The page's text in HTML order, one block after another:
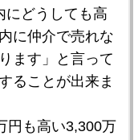
にどうしても高
に仲介で売れな
ます」と言って
ることが出来ま
円も高い3,300万